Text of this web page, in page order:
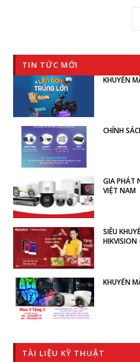
TIN TỨC MỚI
KHUYẾN
CHÍNH
GIA PHÁT
VIỆT NAM
SIÊU
HIKVISION
KHUYẾN
TÀI LIỆU KỸ THUẬT